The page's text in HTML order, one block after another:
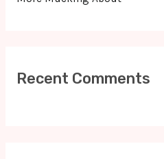
Recent Comments